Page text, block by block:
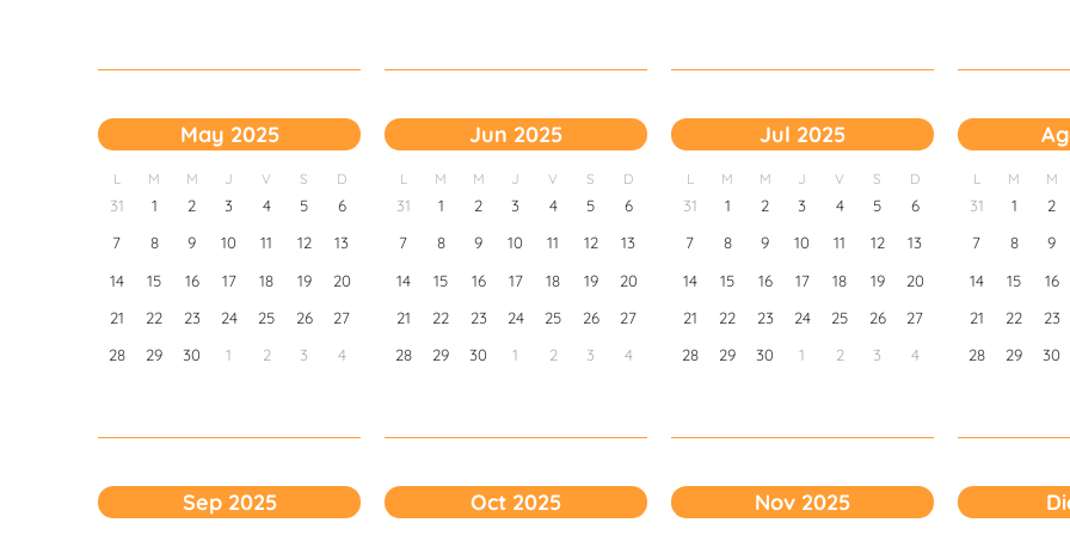
May 2025
L M M J V S D
31 1 2 3 4 5
6
7
8 9 10 11 12
13
14
15 16 17 18 19
20
21
22 23 24 25 26
27
28
29 30 1 2 3 4
Jun 2025
L M M J V S D
31 1 2 3 4 5
6
7
8 9 10 11 12
13
14
15 16 17 18 19
20
21
22 23 24 25 26
27
28
29 30 1 2 3 4
Jul 2025
L M M J V S D
31 1 2 3 4 5
6
7
8 9 10 11 12
13
14
15 16 17 18 19
20
21
22 23 24 25 26
27
28
29 30 1 2 3 4
L M M
31 1
2
7
8
9
14
15
16
21
22
23
28
29 30
Sep 2025 Oct 2025 Nov 2025